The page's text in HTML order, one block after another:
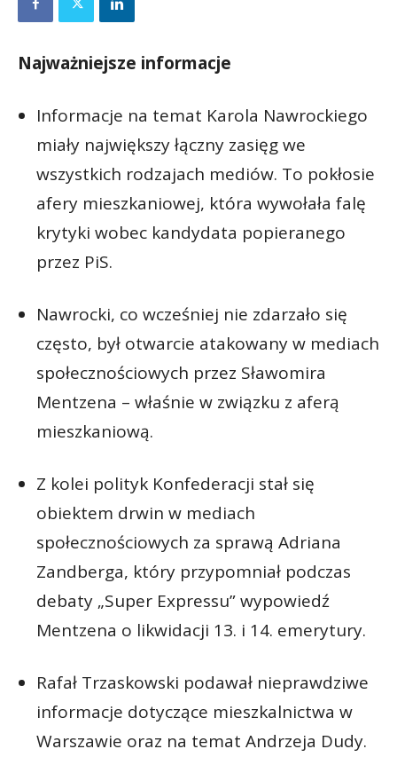
Najważniejsze informacje
Informacje na temat Karola Nawrockiego
miały największy łączny zasięg we
wszystkich rodzajach mediów. To pokłosie
afery mieszkaniowej, która wywołała falę
krytyki wobec kandydata popieranego
przez PiS.
Nawrocki, co wcześniej nie zdarzało się
często, był otwarcie atakowany w mediach
społecznościowych przez Sławomira
Mentzena – właśnie w związku z aferą
mieszkaniową.
Z kolei polityk Konfederacji stał się
obiektem drwin w mediach
społecznościowych za sprawą Adriana
Zandberga, który przypomniał podczas
debaty „Super Expressu” wypowiedź
Mentzena o likwidacji 13. i 14. emerytury.
Rafał Trzaskowski podawał nieprawdziwe
informacje dotyczące mieszkalnictwa w
Warszawie oraz na temat Andrzeja Dudy.